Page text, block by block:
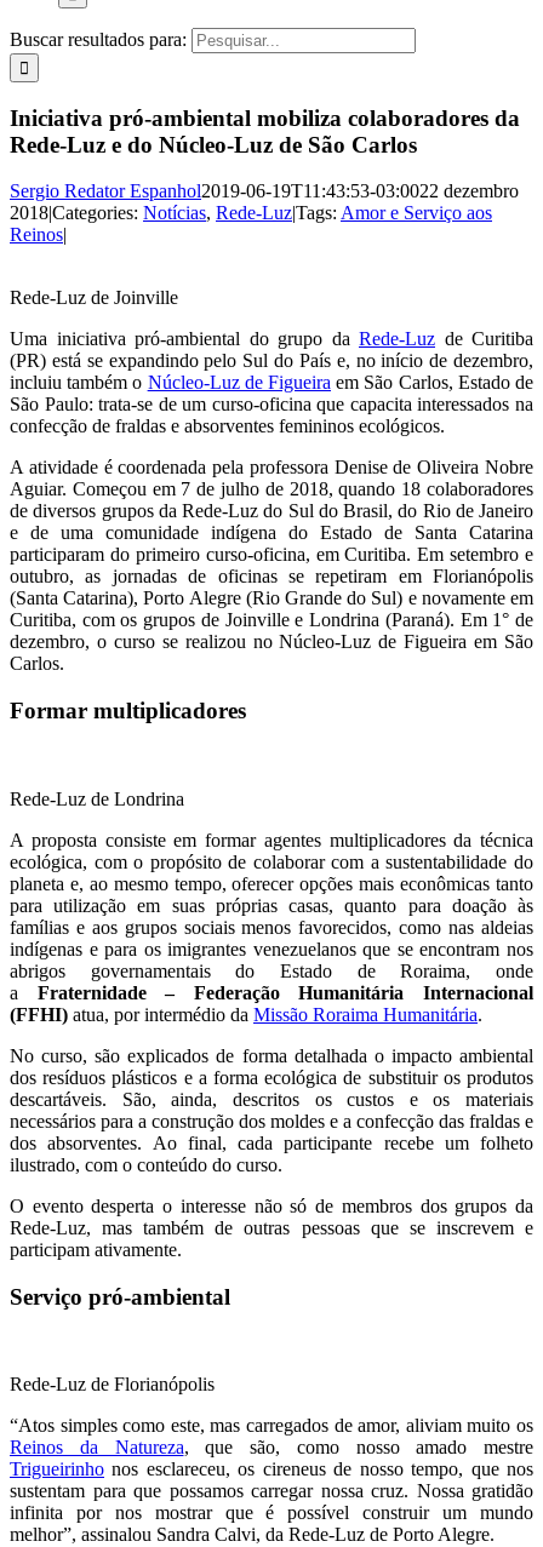
Buscar resultados para:
Iniciativa pró-ambiental mobiliza colaboradores da
Rede-Luz e do Núcleo-Luz de São Carlos
Sergio Redator Espanhol2019-06-19T11:43:53-03:0022 dezembro
2018|Categories: Notícias, Rede-Luz|Tags: Amor e Serviço aos
Reinos|
Rede-Luz de Joinville
Uma iniciativa pró-ambiental do grupo da Rede-Luz de Curitiba
(PR) está se expandindo pelo Sul do País e, no início de dezembro,
incluiu também o Núcleo-Luz de Figueira em São Carlos, Estado de
São Paulo: trata-se de um curso-oficina que capacita interessados na
confecção de fraldas e absorventes femininos ecológicos.
A atividade é coordenada pela professora Denise de Oliveira Nobre
Aguiar. Começou em 7 de julho de 2018, quando 18 colaboradores
de diversos grupos da Rede-Luz do Sul do Brasil, do Rio de Janeiro
e de uma comunidade indígena do Estado de Santa Catarina
participaram do primeiro curso-oficina, em Curitiba. Em setembro e
outubro, as jornadas de oficinas se repetiram em Florianópolis
(Santa Catarina), Porto Alegre (Rio Grande do Sul) e novamente em
Curitiba, com os grupos de Joinville e Londrina (Paraná). Em 1° de
dezembro, o curso se realizou no Núcleo-Luz de Figueira em São
Carlos.
Formar multiplicadores
Rede-Luz de Londrina
A proposta consiste em formar agentes multiplicadores da técnica
ecológica, com o propósito de colaborar com a sustentabilidade do
planeta e, ao mesmo tempo, oferecer opções mais econômicas tanto
para utilização em suas próprias casas, quanto para doação às
famílias e aos grupos sociais menos favorecidos, como nas aldeias
indígenas e para os imigrantes venezuelanos que se encontram nos
abrigos governamentais do Estado de Roraima, onde
a Fraternidade – Federação Humanitária Internacional
(FFHI) atua, por intermédio da Missão Roraima Humanitária.
No curso, são explicados de forma detalhada o impacto ambiental
dos resíduos plásticos e a forma ecológica de substituir os produtos
descartáveis. São, ainda, descritos os custos e os materiais
necessários para a construção dos moldes e a confecção das fraldas e
dos absorventes. Ao final, cada participante recebe um folheto
ilustrado, com o conteúdo do curso.
O evento desperta o interesse não só de membros dos grupos da
Rede-Luz, mas também de outras pessoas que se inscrevem e
participam ativamente.
Serviço pró-ambiental
Rede-Luz de Florianópolis
“Atos simples como este, mas carregados de amor, aliviam muito os
Reinos da Natureza, que são, como nosso amado mestre
Trigueirinho nos esclareceu, os cireneus de nosso tempo, que nos
sustentam para que possamos carregar nossa cruz. Nossa gratidão
infinita por nos mostrar que é possível construir um mundo
melhor”, assinalou Sandra Calvi, da Rede-Luz de Porto Alegre.